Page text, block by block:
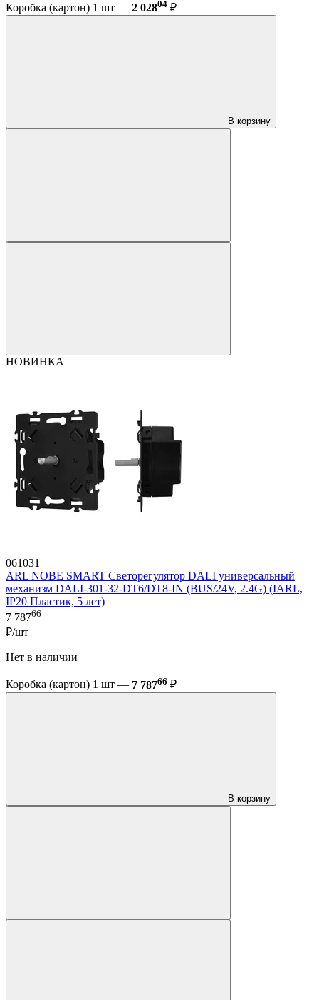
Коробка (картон) 1 шт — 2 02804 ₽
В корзину
НОВИНКА
061031
ARL NOBE SMART Светорегулятор DALI универсальный
механизм DALI-301-32-DT6/DT8-IN (BUS/24V, 2.4G) (IARL,
IP20 Пластик, 5 лет)
7 78766
₽/шт
Нет в наличии
Коробка (картон) 1 шт — 7 78766 ₽
В корзину